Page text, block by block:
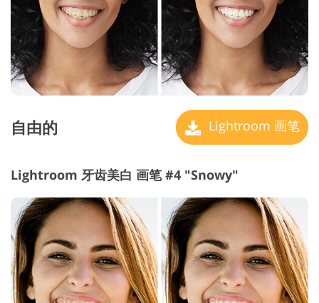
自由的 Lightroom 画笔
Lightroom 牙齿美白 画笔 #4 "Snowy"